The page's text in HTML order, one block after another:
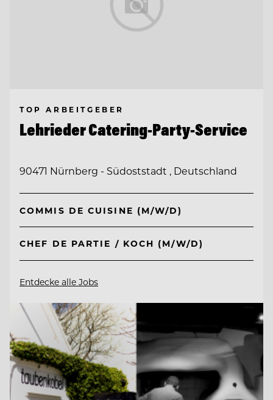
TOP ARBEITGEBER
Lehrieder Catering-Party-Service
90471 Nürnberg - Südoststadt , Deutschland
COMMIS DE CUISINE (M/W/D)
CHEF DE PARTIE / KOCH (M/W/D)
Entdecke alle Jobs